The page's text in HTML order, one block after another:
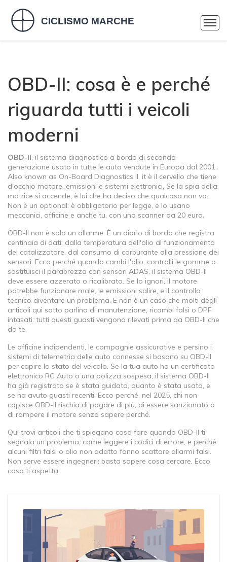
OBD-II: cosa è e perché
riguarda tutti i veicoli
moderni
OBD-II, il sistema diagnostico a bordo di seconda
generazione usato in tutte le auto vendute in Europa dal 2001.
Also known as On-Board Diagnostics II, it è il cervello che tiene
d'occhio motore, emissioni e sistemi elettronici. Se la spia della
motrice si accende, è lui che ha deciso che qualcosa non va.
Non è un optional: è obbligatorio per legge, e lo usano
meccanici, officine e anche tu, con uno scanner da 20 euro.
OBD-II non è solo un allarme. È un diario di bordo che registra
centinaia di dati: dalla temperatura dell'olio al funzionamento
del catalizzatore, dal consumo di carburante alla pressione dei
sensori. Ecco perché quando cambi l'olio, controlli le gomme o
sostituisci il parabrezza con sensori ADAS, il sistema OBD-II
deve essere azzerato o ricalibrato. Se lo ignori, il motore
potrebbe funzionare male, le emissioni salire, e il controllo
tecnico diventare un problema. E non è un caso che molti degli
articoli qui sotto parlino di manutenzione, ricambi falsi o DPF
intasati: tutti questi guasti vengono rilevati prima da OBD-II che
da te.
Le officine indipendenti, le compagnie assicurative e persino i
sistemi di telemetria delle auto connesse si basano su OBD-II
per capire lo stato del veicolo. Se la tua auto ha un certificato
elettronico RC Auto o una polizza sospesa, il sistema OBD-II
ha già registrato se è stata guidata, quanto è stata usata, e
se ha avuto guasti recenti. Ecco perché, nel 2025, chi non
capisce OBD-II rischia di pagare di più, di essere sanzionato o
di rompere il motore senza sapere perché.
Qui trovi articoli che ti spiegano cosa fare quando OBD-II ti
segnala un problema, come leggere i codici di errore, e perché
alcuni filtri falsi o olio non adatto fanno scattare allarmi falsi.
Non serve essere ingegneri: basta sapere cosa cercare. Ecco
cosa ti aspetta.